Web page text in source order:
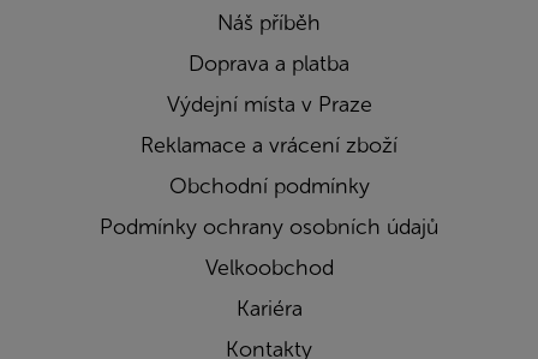
Náš příběh
Doprava a platba
Výdejní místa v Praze
Reklamace a vrácení zboží
Obchodní podmínky
Podmínky ochrany osobních údajů
Velkoobchod
Kariéra
Kontakty